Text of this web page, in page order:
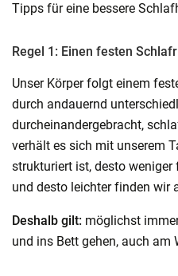
Tipps für eine bessere
Regel 1: Einen festen
Unser Körper folgt einem
durch andauernd
durcheinandergebracht,
verhält es sich mit unserem
strukturiert ist, desto
und desto leichter finden wir
Deshalb gilt: möglichst
und ins Bett gehen, auch am